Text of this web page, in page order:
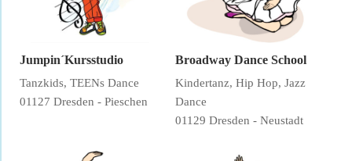
Jumpin´Kursstudio
Tanzkids, TEENs Dance
01127 Dresden - Pieschen
Broadway Dance School
Kindertanz, Hip Hop, Jazz
Dance
01129 Dresden - Neustadt